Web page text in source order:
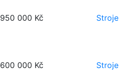
950 000 Kč Stroje
600 000 Kč Stroje